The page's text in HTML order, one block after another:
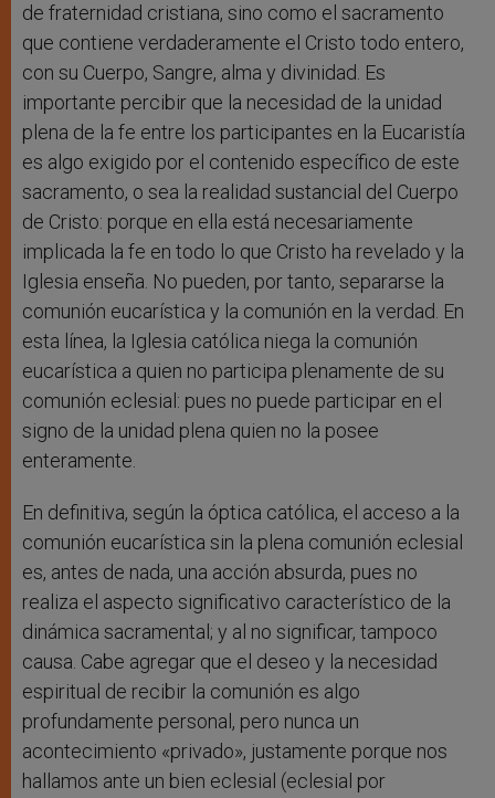
de fraternidad cristiana, sino como el sacramento
que contiene verdaderamente el Cristo todo entero,
con su Cuerpo, Sangre, alma y divinidad. Es
importante percibir que la necesidad de la unidad
plena de la fe entre los participantes en la Eucaristía
es algo exigido por el contenido específico de este
sacramento, o sea la realidad sustancial del Cuerpo
de Cristo: porque en ella está necesariamente
implicada la fe en todo lo que Cristo ha revelado y la
Iglesia enseña. No pueden, por tanto, separarse la
comunión eucarística y la comunión en la verdad. En
esta línea, la Iglesia católica niega la comunión
eucarística a quien no participa plenamente de su
comunión eclesial: pues no puede participar en el
signo de la unidad plena quien no la posee
enteramente.
En definitiva, según la óptica católica, el acceso a la
comunión eucarística sin la plena comunión eclesial
es, antes de nada, una acción absurda, pues no
realiza el aspecto significativo característico de la
dinámica sacramental; y al no significar, tampoco
causa. Cabe agregar que el deseo y la necesidad
espiritual de recibir la comunión es algo
profundamente personal, pero nunca un
acontecimiento «privado», justamente porque nos
hallamos ante un bien eclesial (eclesial por